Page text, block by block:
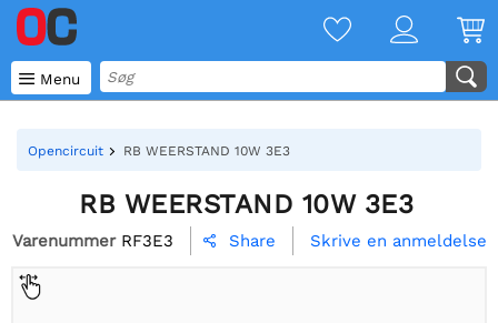
 Menu
Opencircuit RB WEERSTAND 10W 3E3
RB WEERSTAND 10W 3E3
Varenummer RF3E3  Share Skrive en anmeldelse